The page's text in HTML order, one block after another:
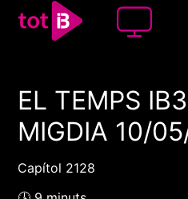
00:00 00:00
1x
EL TEMPS
MIGDIA 10/
Capítol 2128